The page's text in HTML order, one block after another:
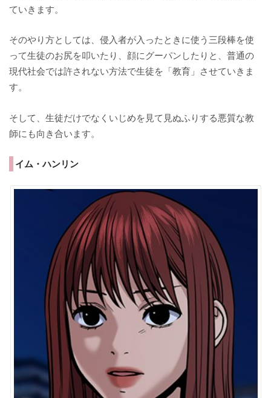
ていきます。
そのやり方としては、侵入者が入ったときに使う三段棒を使
って生徒のお尻を叩いたり、顔にグーパンしたりと、普通の
現代社会では許されない方法で生徒を「教育」させていきま
す。
そして、生徒だけでなくいじめを見て見ぬふりする悪質な教
師にも向き合います。
イム・ハンリン